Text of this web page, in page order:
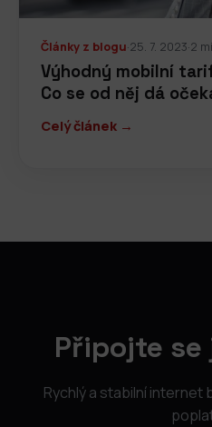
Články z blogu·25. 7. 2023·2
Výhodný mobilní
Co se od něj dá
Celý článek →
Připojte
Rychlý a stabilní internet